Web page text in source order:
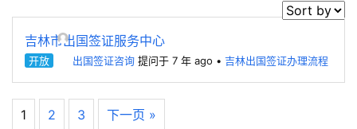
吉林市出国签证服务中心
开放 出国签证咨询 提问于 7 年 ago • 吉林出国签证办理流程
1 2 3 下一页 »